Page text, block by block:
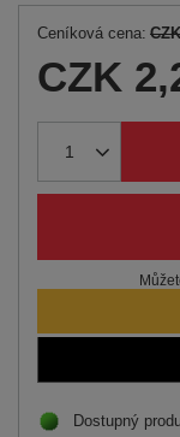
Ceníková cena:
CZK
Dostupný